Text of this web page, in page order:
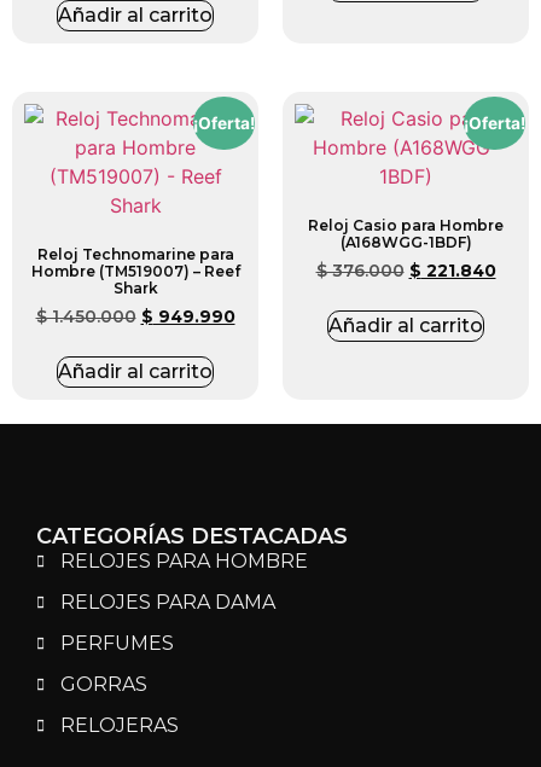
Añadir al carrito
¡Oferta!
Reloj Technomarine para
Hombre (TM519007) – Reef
Shark
$1.450.000 $ 949.990
Añadir al carrito
¡Oferta!
Reloj Casio para Hombre
(A168WGG-1BDF)
$376.000 $ 221.840
Añadir al carrito
CATEGORÍAS DESTACADAS
RELOJES PARA HOMBRE
RELOJES PARA DAMA
PERFUMES
GORRAS
RELOJERAS